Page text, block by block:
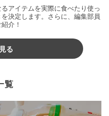
アイテムを実際に食べたり使っ
決定します。さらに、編集部員
介！
る
覧